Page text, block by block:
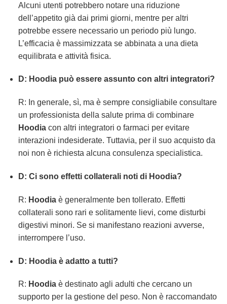
Alcuni utenti potrebbero notare una riduzione
dell’appetito già dai primi giorni, mentre per altri
potrebbe essere necessario un periodo più lungo.
L’efficacia è massimizzata se abbinata a una dieta
equilibrata e attività fisica.
D: Hoodia può essere assunto con altri integratori?
R: In generale, sì, ma è sempre consigliabile consultare
un professionista della salute prima di combinare
Hoodiacon altri integratori o farmaci per evitare
interazioni indesiderate. Tuttavia, per il suo acquisto da
noi non è richiesta alcuna consulenza specialistica.
D: Ci sono effetti collaterali noti di Hoodia?
R: Hoodiaè generalmente ben tollerato. Effetti
collaterali sono rari e solitamente lievi, come disturbi
digestivi minori. Se si manifestano reazioni avverse,
interrompere l’uso.
D: Hoodia è adatto a tutti?
R: Hoodiaè destinato agli adulti che cercano un
supporto per la gestione del peso. Non è raccomandato